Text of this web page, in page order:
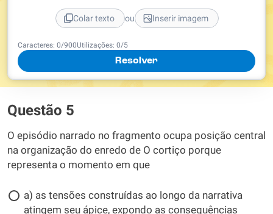
Caracteres: 0/900Utilizações: 0/5
Resolver
Colar texto ou Inserir imagem
Questão 5
O episódio narrado no fragmento ocupa posição central
na organização do enredo de O cortiço porque
representa o momento em que
a) as tensões construídas ao longo da narrativa
atingem seu ápice, expondo as consequências